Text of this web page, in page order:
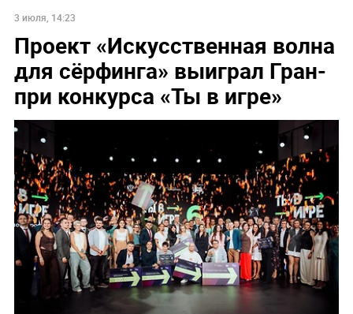
3 июля, 14:23
Проект «Искусственная волна
для сёрфинга» выиграл Гран-
при конкурса «Ты в игре»